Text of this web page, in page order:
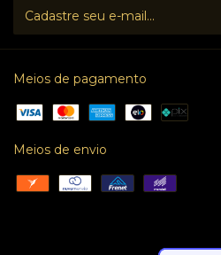
Meios de pagamento
Meios de envio